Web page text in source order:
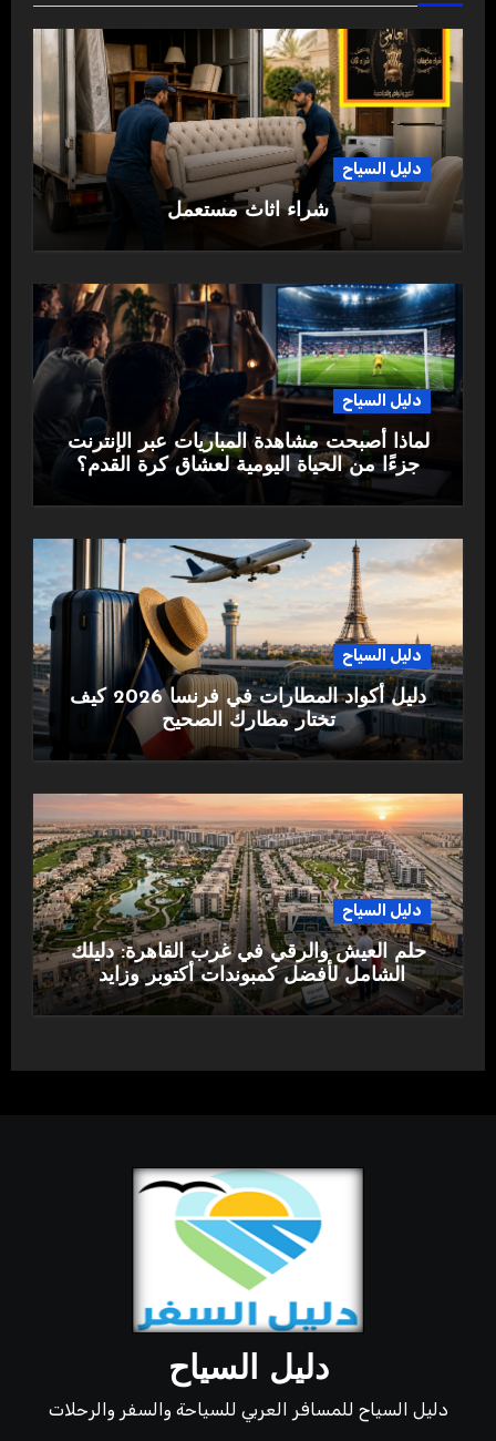
دليل السياح
شراء اثاث مستعمل
دليل السياح
لماذا أصبحت مشاهدة المباريات عبر الإنترنت
جزءًا من الحياة اليومية لعشاق كرة القدم؟
دليل السياح
دليل أكواد المطارات في فرنسا 2026 كيف
تختار مطارك الصحيح
دليل السياح
حلم العيش والرقي في غرب القاهرة: دليلك
الشامل لأفضل كمبوندات أكتوبر وزايد
دليل السياح
دليل السياح للمسافر العربي للسياحة والسفر والرحلات